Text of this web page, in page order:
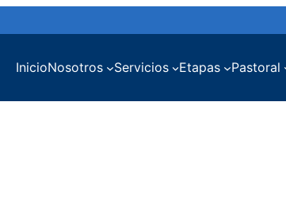
InicioNosotros Servicios Etapas Pastoral